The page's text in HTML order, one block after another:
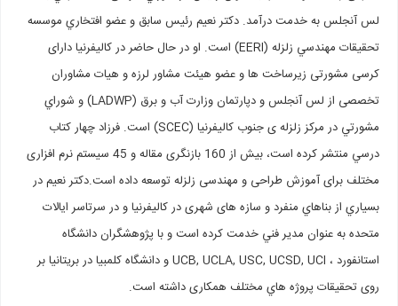
لس آنجلس به خدمت درآمد. دکتر نعیم رئیس سابق و عضو افتخاري موسسه
تحقيقات مهندسي زلزله (EERI) است. او در حال حاضر در كاليفرنيا دارای
کرسی مشورتی زیرساخت ها و عضو هیئت مشاور لرزه و هيات مشاوران
تخصصی از لس آنجلس و دپارتمان وزارت آب و برق (LADWP) و شوراي
مشورتي در مركز زلزله ی جنوب كاليفرنيا (SCEC) است. فرزاد چهار كتاب
درسي منتشر كرده است، بيش از 160 بازنگری مقاله و 45 سیستم نرم افزاری
مختلف برای آموزش طراحی و مهندسی زلزله توسعه داده است.دکتر نعیم در
بسياري از بناهاي منفرد و سازه های شهری در كاليفرنيا و در سرتاسر ایالات
متحده به عنوان مدير فني خدمت کرده است و با پژوهشگران دانشگاه
استانفورد ، UCB, UCLA, USC, UCSD, UCI و دانشگاه كلمبيا در بريتانيا بر
روی تحقيقات پروژه هاي مختلف همكارى داشته است.